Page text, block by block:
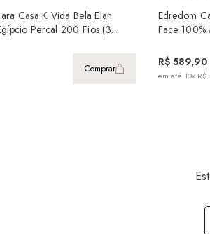
Casa K Vida Bela Elan
Percal 200 Fios (3
Comprar
Edredom
Face
R$ 589,90
em até 10x R$